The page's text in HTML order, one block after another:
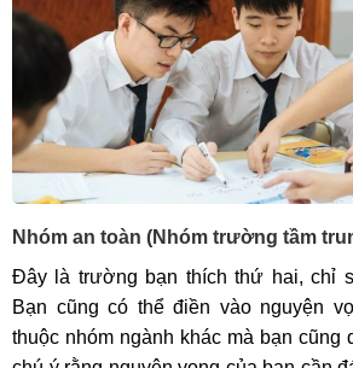
Nhóm an toàn (Nhóm trường tầm
Đây là trường bạn thích thứ hai, chỉ
Bạn cũng có thể điền vào nguyện
thuộc nhóm ngành khác mà bạn cũng